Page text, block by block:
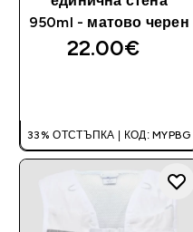
950ml - матово черен
22.00€‎
33% ОТСТЪПКА | КОД: MYPBG